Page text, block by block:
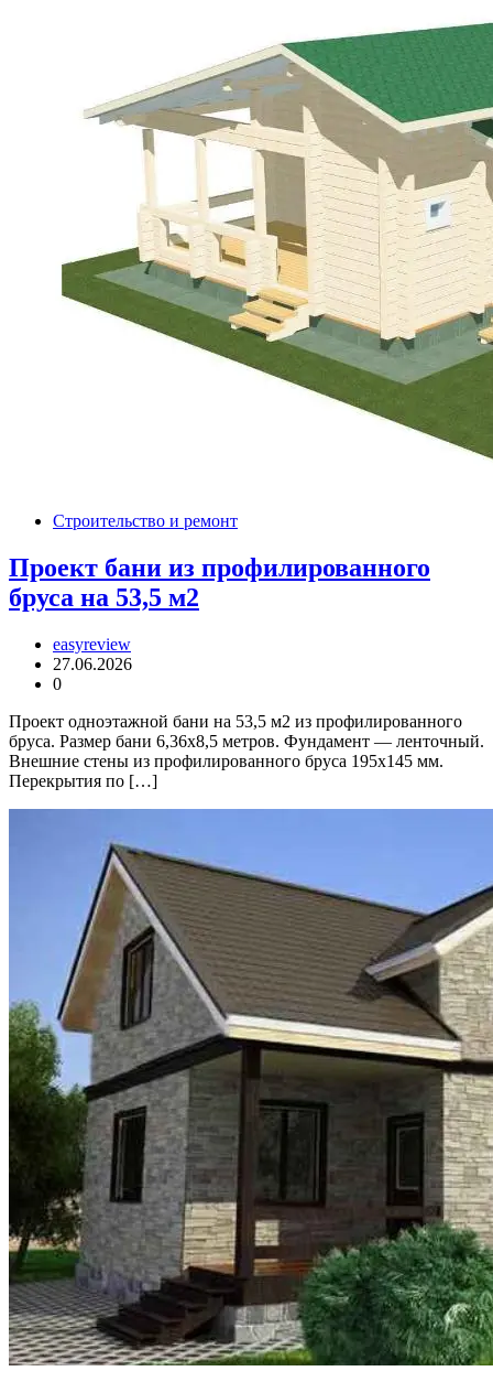
Строительство и ремонт
Проект бани из профилированного
бруса на 53,5 м2
easyreview
27.06.2026
0
Проект одноэтажной бани на 53,5 м2 из профилированного
бруса. Размер бани 6,36х8,5 метров. Фундамент — ленточный.
Внешние стены из профилированного бруса 195х145 мм.
Перекрытия по […]